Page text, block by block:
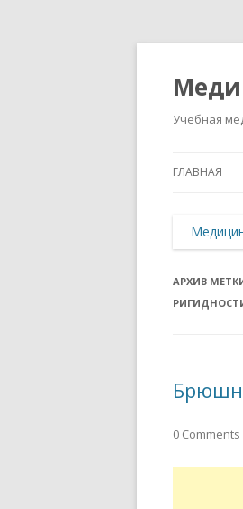
Учебная
ГЛАВНАЯ
АРХИВ
0 Comments